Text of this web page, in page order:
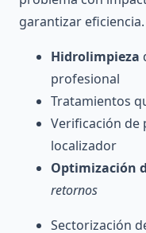
garantizar eficiencia.
Hidrolimpieza
profesional
Tratamientos
Verificación de
localizador
Optimización
retornos
Sectorización